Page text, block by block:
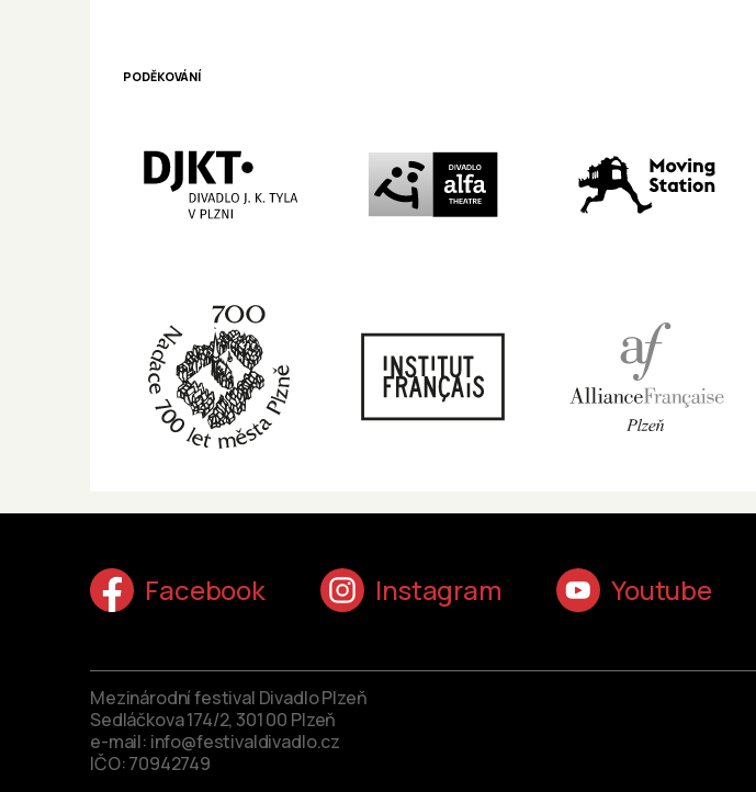
PODĚKOVÁNÍ
Facebook Instagram Youtube
Mezinárodní festival Divadlo Plzeň
Sedláčkova 174/2, 301 00 Plzeň
e-mail: info@festivaldivadlo.cz
IČO: 70942749